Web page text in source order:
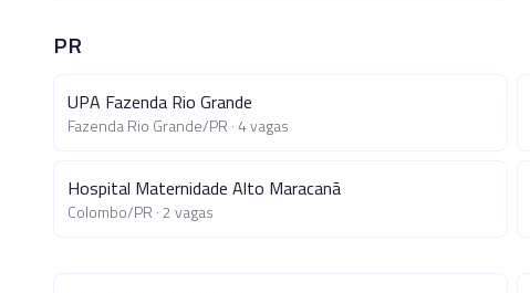
PR
UPA Fazenda Rio Grande
Fazenda Rio Grande/PR ·4vagas
Hospital Maternidade Alto Maracanã
Colombo/PR ·2 vagas